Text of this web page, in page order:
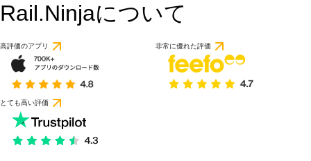
Rail.Ninjaについて
高評価のアプリ 非常に優れた評価
とても高い評価